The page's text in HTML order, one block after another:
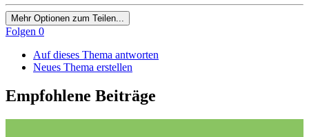
Mehr Optionen zum Teilen...
Folgen 0
Auf dieses Thema antworten
Neues Thema erstellen
Empfohlene Beiträge